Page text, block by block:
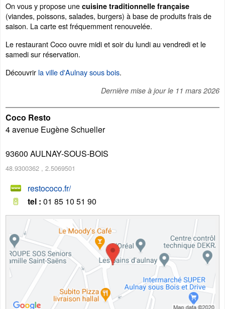
On vous y propose une cuisine traditionnelle française
(viandes, poissons, salades, burgers) à base de produits frais de
saison. La carte est fréquemment renouvelée.
Le restaurant Coco ouvre midi et soir du lundi au vendredi et le
samedi sur réservation.
Découvrir la ville d'Aulnay sous bois.
Dernière mise à jour le 11 mars 2026
Coco Resto
4 avenue Eugène Schueller
93600 AULNAY-SOUS-BOIS
48.9300362 , 2.5069501
restococo.fr/
tel : 01 85 10 51 90